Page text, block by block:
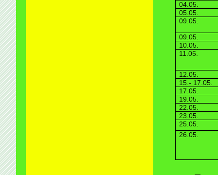
04.05.
05.05.
09.05.
09.05.
10.05.
11.05.
12.05.
15.- 17.05.
17.05.
19.05.
22.05.
23.05.
25.05.
26.05.